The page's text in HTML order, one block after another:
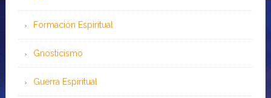
Formación Espiritual
Gnosticismo
Guerra Espiritual